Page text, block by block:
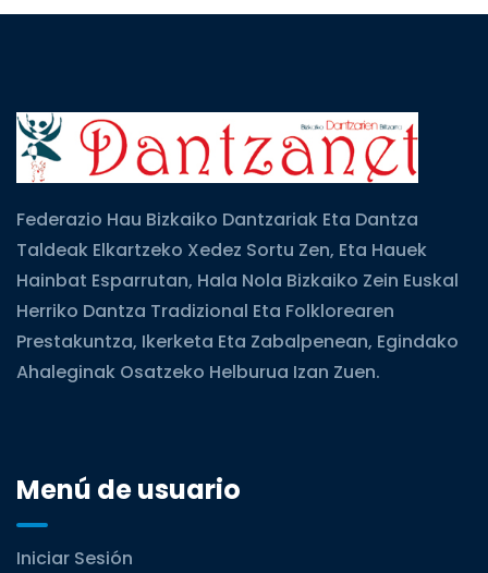
Federazio Hau Bizkaiko Dantzariak Eta Dantza
Taldeak Elkartzeko Xedez Sortu Zen, Eta Hauek
Hainbat Esparrutan, Hala Nola Bizkaiko Zein Euskal
Herriko Dantza Tradizional Eta Folklorearen
Prestakuntza, Ikerketa Eta Zabalpenean, Egindako
Ahaleginak Osatzeko Helburua Izan Zuen.
Menú de usuario
Iniciar Sesión